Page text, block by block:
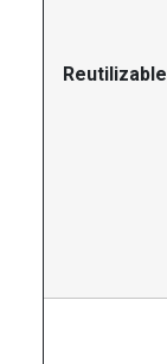
Reutilizable